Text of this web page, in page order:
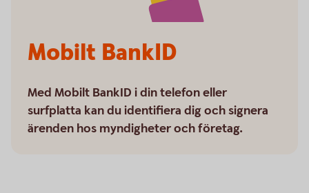
Mobilt BankID
Med Mobilt BankID i din telefon eller
surfplatta kan du identifiera dig och signera
ärenden hos myndigheter och företag.